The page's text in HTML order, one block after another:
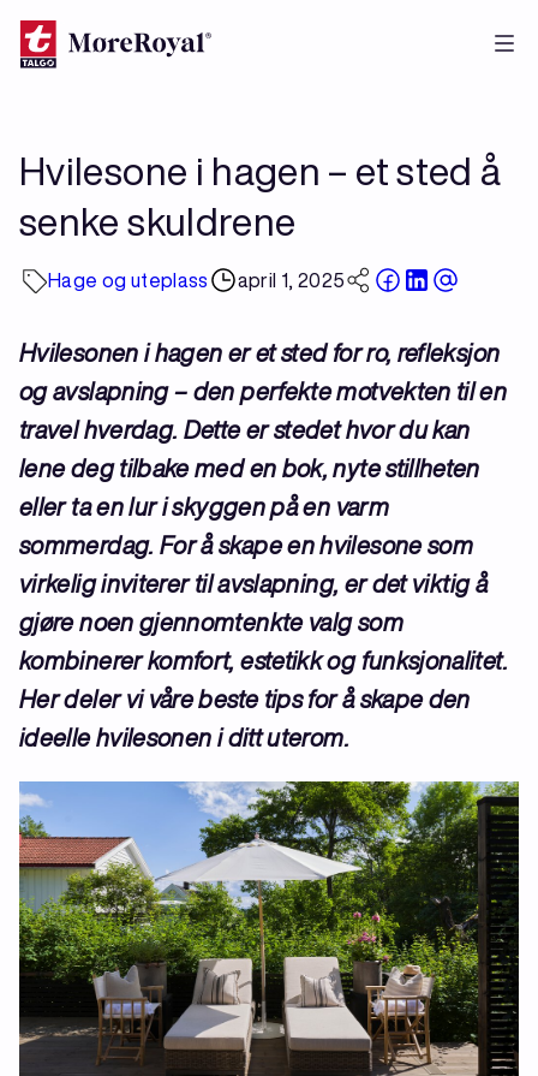
Hopp
Hvilesone i hagen – et sted å
senke skuldrene
Hage og uteplass april 1, 2025
Hvilesonen i hagen er et sted for ro, refleksjon
og avslapning – den perfekte motvekten til en
travel hverdag. Dette er stedet hvor du kan
lene deg tilbake med en bok, nyte stillheten
eller ta en lur i skyggen på en varm
sommerdag. For å skape en hvilesone som
virkelig inviterer til avslapning, er det viktig å
gjøre noen gjennomtenkte valg som
kombinerer komfort, estetikk og funksjonalitet.
Her deler vi våre beste tips for å skape den
ideelle hvilesonen i ditt uterom.